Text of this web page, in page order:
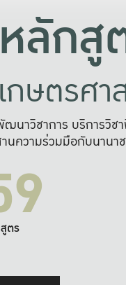
ลักสู
กษตรศา
นาวิชาการ บริการวิช
นความร่วมมือกับนานา
ตร